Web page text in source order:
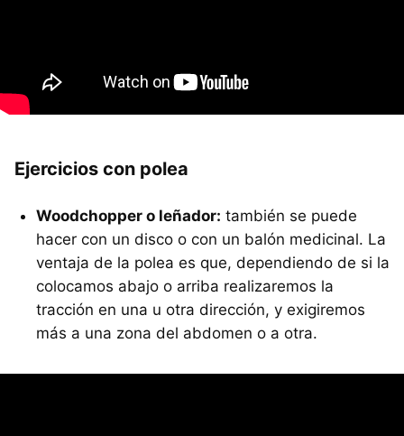
Ejercicios con polea
Woodchopper o leñador: también se puede
hacer con un disco o con un balón medicinal. La
ventaja de la polea es que, dependiendo de si la
colocamos abajo o arriba realizaremos la
tracción en una u otra dirección, y exigiremos
más a una zona del abdomen o a otra.